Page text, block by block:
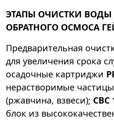
ЭТАПЫ ОЧИСТКИ
ОБРАТНОГО ОСМОСА
Предварительная
для увеличения срока
осадочные картриджи
нерастворимые
(ржавчина, взвеси); CBC
блок из